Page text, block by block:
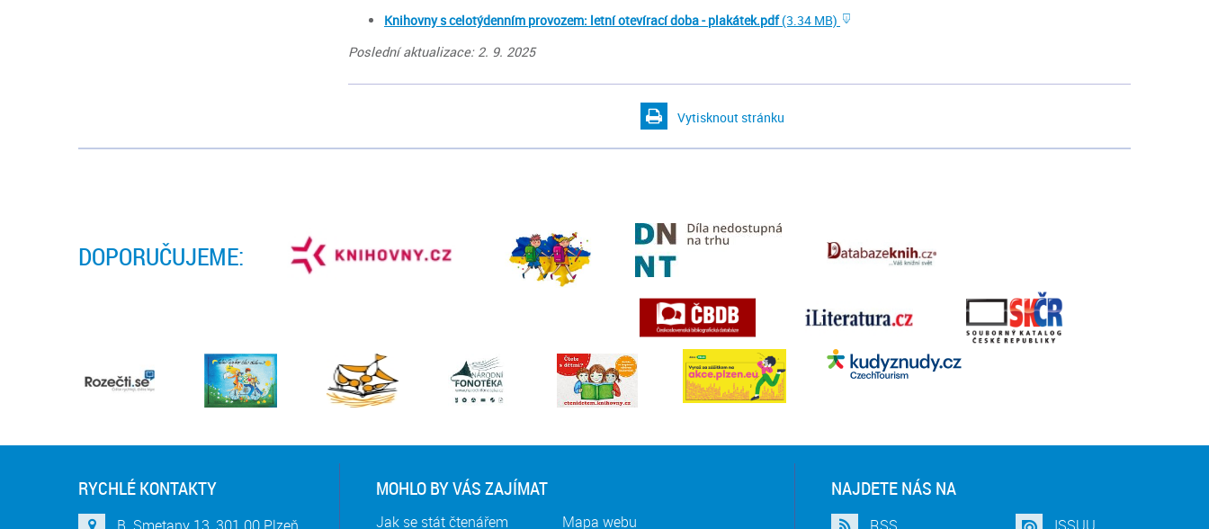
Knihovny s celotýdenním provozem: letní otevírací doba - plakátek.pdf(3.34 MB)
Poslední aktualizace: 2. 9. 2025
Vytisknout stránku
DOPORUČUJEME:
RYCHLÉ KONTAKTY MOHLO BY VÁS ZAJÍMAT
Jak se stát čtenářem Mapa webu
NAJDETE NÁS NA